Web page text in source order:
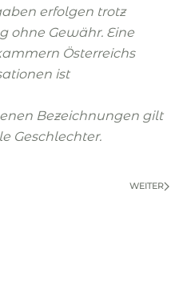
erfolgen trotz
ohne Gewähr. Eine
Österreichs
ist
Bezeichnungen gilt
Geschlechter.
WEITER